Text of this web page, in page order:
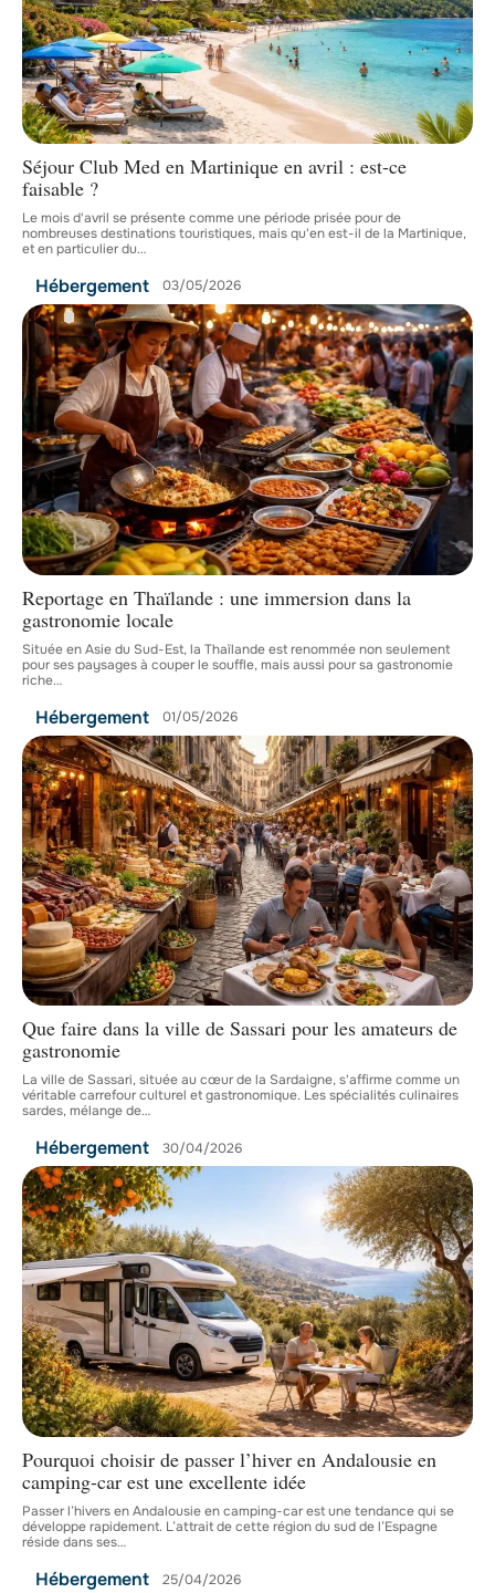
Séjour Club Med en Martinique en avril : est-ce
faisable ?
Le mois d'avril se présente comme une période prisée pour de
nombreuses destinations touristiques, mais qu'en est-il de la Martinique,
et en particulier du…
Hébergement 03/05/2026
Reportage en Thaïlande : une immersion dans la
gastronomie locale
Située en Asie du Sud-Est, la Thaïlande est renommée non seulement
pour ses paysages à couper le souffle, mais aussi pour sa gastronomie
riche…
Hébergement 01/05/2026
Que faire dans la ville de Sassari pour les amateurs de
gastronomie
La ville de Sassari, située au cœur de la Sardaigne, s'affirme comme un
véritable carrefour culturel et gastronomique. Les spécialités culinaires
sardes, mélange de…
Hébergement 30/04/2026
Pourquoi choisir de passer l’hiver en Andalousie en
camping-car est une excellente idée
Passer l’hivers en Andalousie en camping-car est une tendance qui se
développe rapidement. L’attrait de cette région du sud de l’Espagne
réside dans ses…
Hébergement 25/04/2026